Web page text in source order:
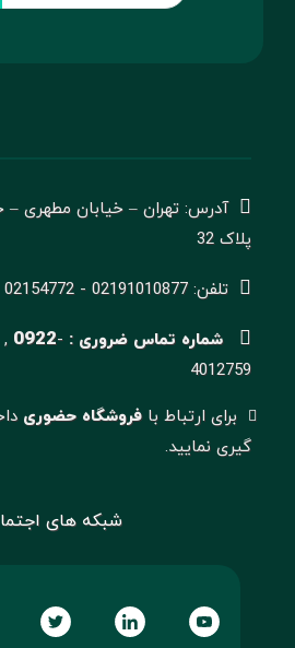
آدرس: تهران – خیابان مطهری –
پلاک 32
تلفن: 02191010877 - 02154772
شماره تماس ضروری : 0922-
4012759
برای ارتباط با فروشگاه حضوری
گیری نمایید.
شبکه های